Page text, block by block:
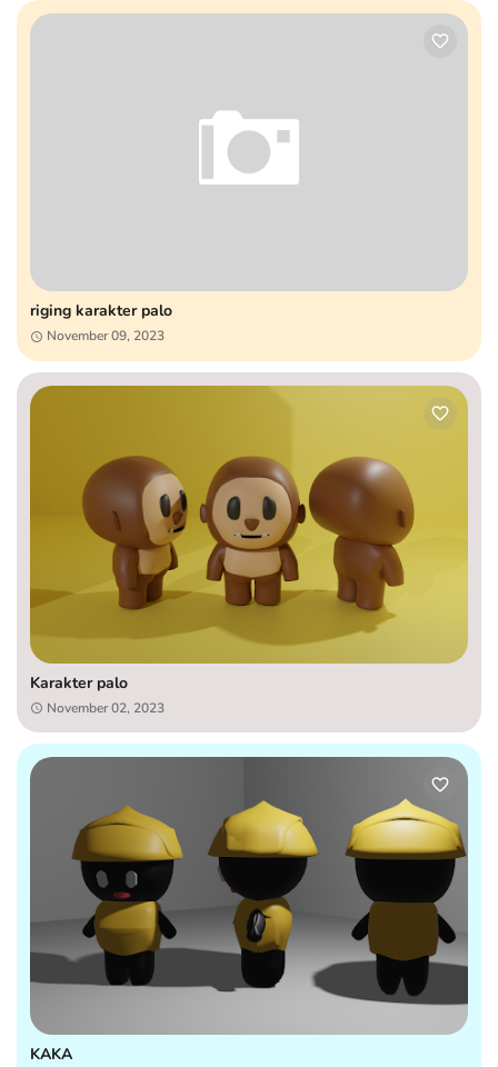
riging karakter palo
November 09, 2023
Karakter palo
November 02, 2023
KAKA